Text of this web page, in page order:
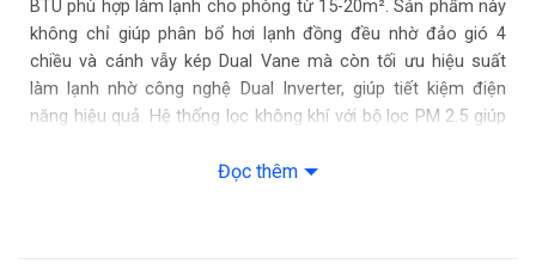
Mức tiêu thụ điện năng
Tiêu thụ điện: 1.15 kW/h
Công nghệ tiết kiệm điện: Dual inverter
BTU phù hợp làm lạnh cho phòng từ 15-20m². Sản phẩm này
không chỉ giúp phân bổ hơi lạnh đồng đều nhờ đảo gió 4
chiều và cánh vẫy kép Dual Vane mà còn tối ưu hiệu suất
làm lạnh nhờ công nghệ Dual Inverter, giúp tiết kiệm điện
năng hiệu quả. Hệ thống lọc không khí với bộ lọc PM 2.5 giúp
Siêu thị Điện máy HCtìm hiểu kỹ hơn về sản phẩm này
Đọc thêm